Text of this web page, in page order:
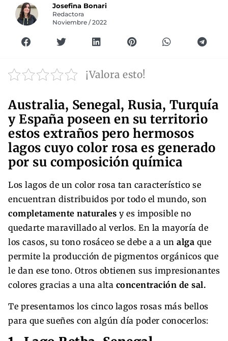
Josefina Bonari
Redactora
Noviembre / 2022
¡Valora esto!
Australia, Senegal, Rusia, Turquía
y España poseen en su territorio
estos extraños pero hermosos
lagos cuyo color rosa es generado
por su composición química
Los lagos de un color rosa tan característico se
encuentran distribuidos por todo el mundo, son
completamente naturales y es imposible no
quedarte maravillado al verlos. En la mayoría de
los casos, su tono rosáceo se debe a a un alga que
permite la producción de pigmentos orgánicos que
le dan ese tono. Otros obtienen sus impresionantes
colores gracias a una alta concentración de sal.
Te presentamos los cinco lagos rosas más bellos
para que sueñes con algún día poder conocerlos: